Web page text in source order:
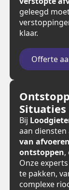
geleegd
klaar.
Offerte
Situaties
Bij
aan
van afvoeren
ontstoppen,
Onze
te pakken,
complexe